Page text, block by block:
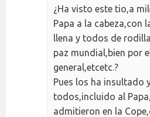
¿Ha visto este tio,a
Papa a la cabeza,con
llena y todos de
paz mundial,bien por
general,etcetc.?
Pues los ha insultado
todos,incluido al
admitieron en la